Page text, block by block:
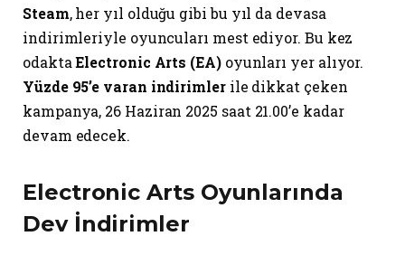
Steam, her yıl olduğu gibi bu yıl da devasa
indirimleriyle oyuncuları mest ediyor. Bu kez
odaktaElectronic Arts (EA)oyunları yer alıyor.
Yüzde 95’e varan indirimlerile dikkat çeken
kampanya, 26 Haziran 2025 saat 21.00’e kadar
devam edecek.
Electronic Arts Oyunlarında
Dev İndirimler